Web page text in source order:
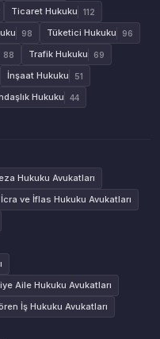
Ticaret Hukuku 112
98 Tüketici Hukuku 96
88 Trafik Hukuku 69
İnşaat Hukuku 51
Hukuku 44
Hukuku Avukatları
ve İflas Hukuku Avukatları
Aile Hukuku Avukatları
İş Hukuku Avukatları